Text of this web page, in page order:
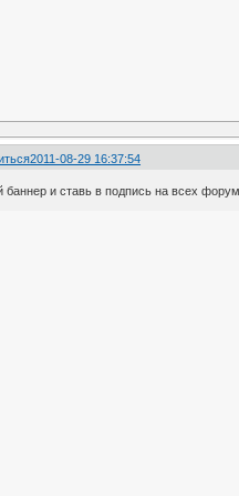
2011-08-29 16:37:54
баннер и ставь в подпись на всех